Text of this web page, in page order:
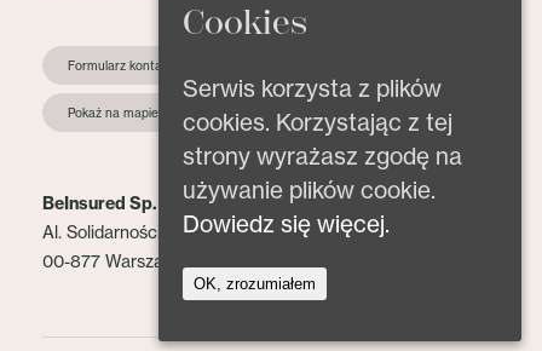
Formularz kontaktowy
Pokaż na mapie
BeInsured Sp. z o.o.
Al. Solidarności 153 lok. 2
00-877 Warszawa
Cookies
Serwis korzysta z plików
cookies. Korzystając z tej
strony wyrażasz zgodę na
używanie plików cookie.
Dowiedz się więcej.
OK, zrozumiałem